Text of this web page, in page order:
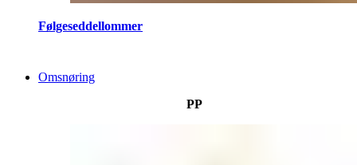
Følgeseddellommer
Omsnøring
PP